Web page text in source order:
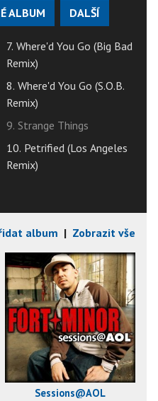
ALBUM DALŠÍ
7. Where'd You Go (Big Bad
Remix)
8. Where'd You Go (S.O.B.
Remix)
9. Strange Things
10. Petrified (Los Angeles
Remix)
album | Zobrazit vše
Sessions@AOL